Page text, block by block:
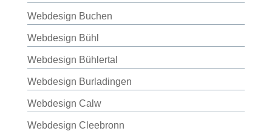
Webdesign Buchen
Webdesign Bühl
Webdesign Bühlertal
Webdesign Burladingen
Webdesign Calw
Webdesign Cleebronn